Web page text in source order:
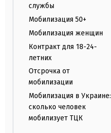
службы
Мобилизация 50+
Мобилизация женщин
Контракт для 18-24-
летних
Отсрочка от
мобилизации
Мобилизация в Украине:
сколько человек
мобилизует ТЦК